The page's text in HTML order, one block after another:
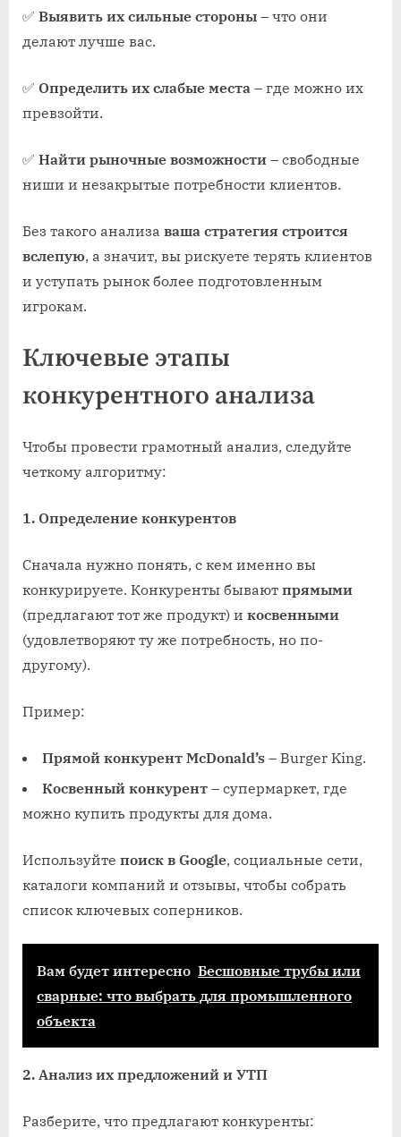
✅ Выявить их сильные стороны – что они
делают лучше вас.
✅ Определить их слабые места – где можно их
превзойти.
✅ Найти рыночные возможности – свободные
ниши и незакрытые потребности клиентов.
Без такого анализа ваша стратегия строится
вслепую, а значит, вы рискуете терять клиентов
и уступать рынок более подготовленным
игрокам.
Ключевые этапы
конкурентного анализа
Чтобы провести грамотный анализ, следуйте
четкому алгоритму:
1. Определение конкурентов
Сначала нужно понять, с кем именно вы
конкурируете. Конкуренты бывают прямыми
(предлагают тот же продукт) и косвенными
(удовлетворяют ту же потребность, но по-
другому).
Пример:
Прямой конкурент McDonald’s – Burger King.
Косвенный конкурент – супермаркет, где
можно купить продукты для дома.
Используйте поиск в Google, социальные сети,
каталоги компаний и отзывы, чтобы собрать
список ключевых соперников.
Вам будет интересно Бесшовные трубы или
сварные: что выбрать для промышленного
объекта
2. Анализ их предложений и УТП
Разберите, что предлагают конкуренты: